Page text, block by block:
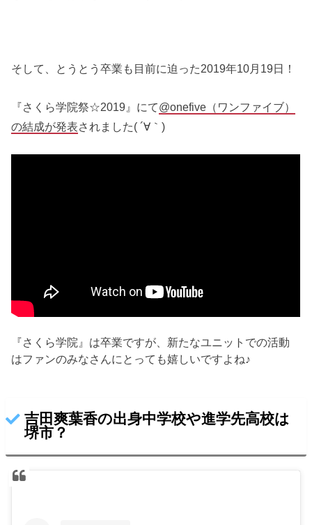
そして、とうとう卒業も目前に迫った2019年10月19日！
『さくら学院祭☆2019』にて@onefive（ワンファイブ）
の結成が発表されました( ´∀｀)
『さくら学院』は卒業ですが、新たなユニットでの活動
はファンのみなさんにとっても嬉しいですよね♪
吉田爽葉香の出身中学校や進学先高校は
堺市？